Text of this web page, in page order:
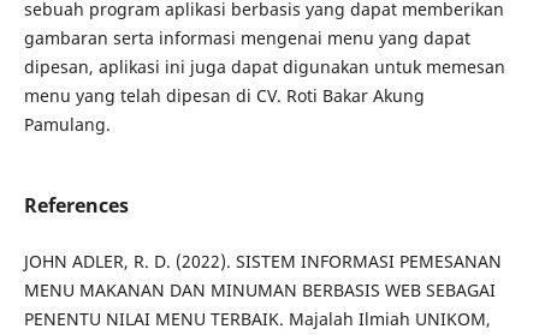
sebuah program aplikasi berbasis yang dapat memberikan
gambaran serta informasi mengenai menu yang dapat
dipesan, aplikasi ini juga dapat digunakan untuk memesan
menu yang telah dipesan di CV. Roti Bakar Akung
Pamulang.
References
JOHN ADLER, R. D. (2022). SISTEM INFORMASI PEMESANAN
MENU MAKANAN DAN MINUMAN BERBASIS WEB SEBAGAI
PENENTU NILAI MENU TERBAIK. Majalah Ilmiah UNIKOM,